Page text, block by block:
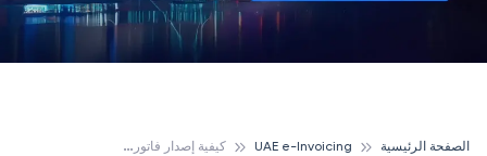
الصفحة الرئيسية UAE e-Invoicing ك
يفية إصدار فاتورة ضريبية في الإمارات